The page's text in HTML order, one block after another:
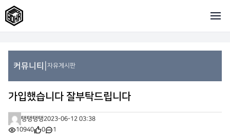
커뮤니티 자유게시판
가입했습니다 잘부탁드립니다
탱탱탱탱2023-06-12 03:38
10940
0 1